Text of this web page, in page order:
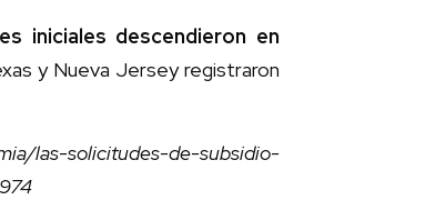
iniciales descendieron en
y Nueva Jersey registraron
las-solicitudes-de-subsidio-